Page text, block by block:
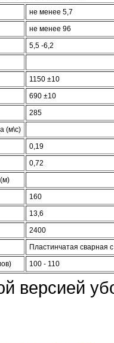
не менее 5,7
не менее 96
5,5 -6,2
1150 ±10
690 ±10
285
(м\с)
0,19
0,72
160
13,6
2400
Пластинчатая сварная
100 - 110
версией